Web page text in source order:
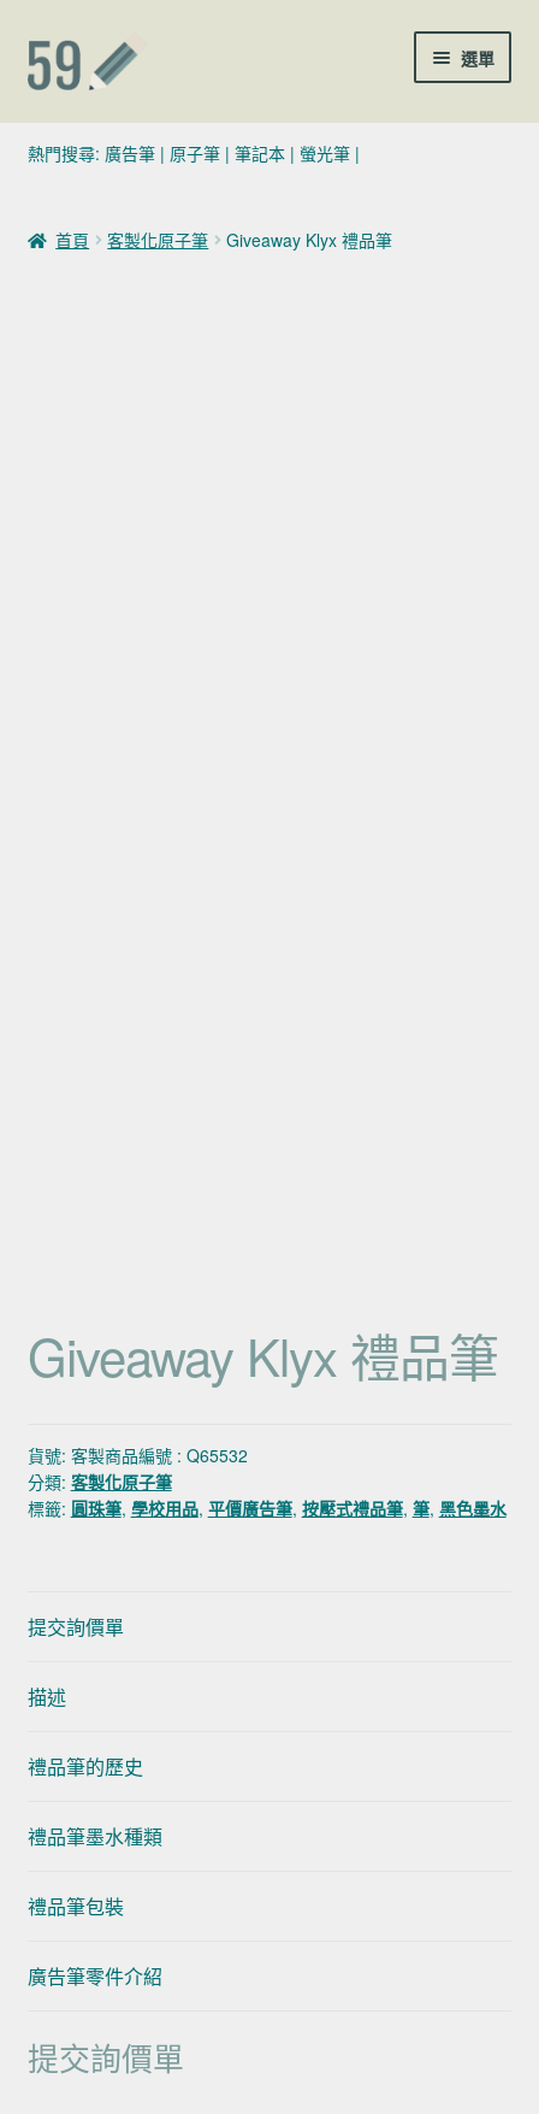
跳至導覽列
跳至主要內容 選單
(02)7729-4140
聯絡我們
熱門搜尋: 廣告筆| 原子筆| 筆記本| 螢光筆|
首頁 客製化原子筆 Giveaway Klyx 禮品筆
Giveaway Klyx 禮品筆
貨號: 客製商品編號 : Q65532
分類: 客製化原子筆
標籤: 圓珠筆, 學校用品, 平價廣告筆, 按壓式禮品筆, 筆, 黑色墨水
提交詢價單
描述
禮品筆的歷史
禮品筆墨水種類
禮品筆包裝
廣告筆零件介紹
提交詢價單